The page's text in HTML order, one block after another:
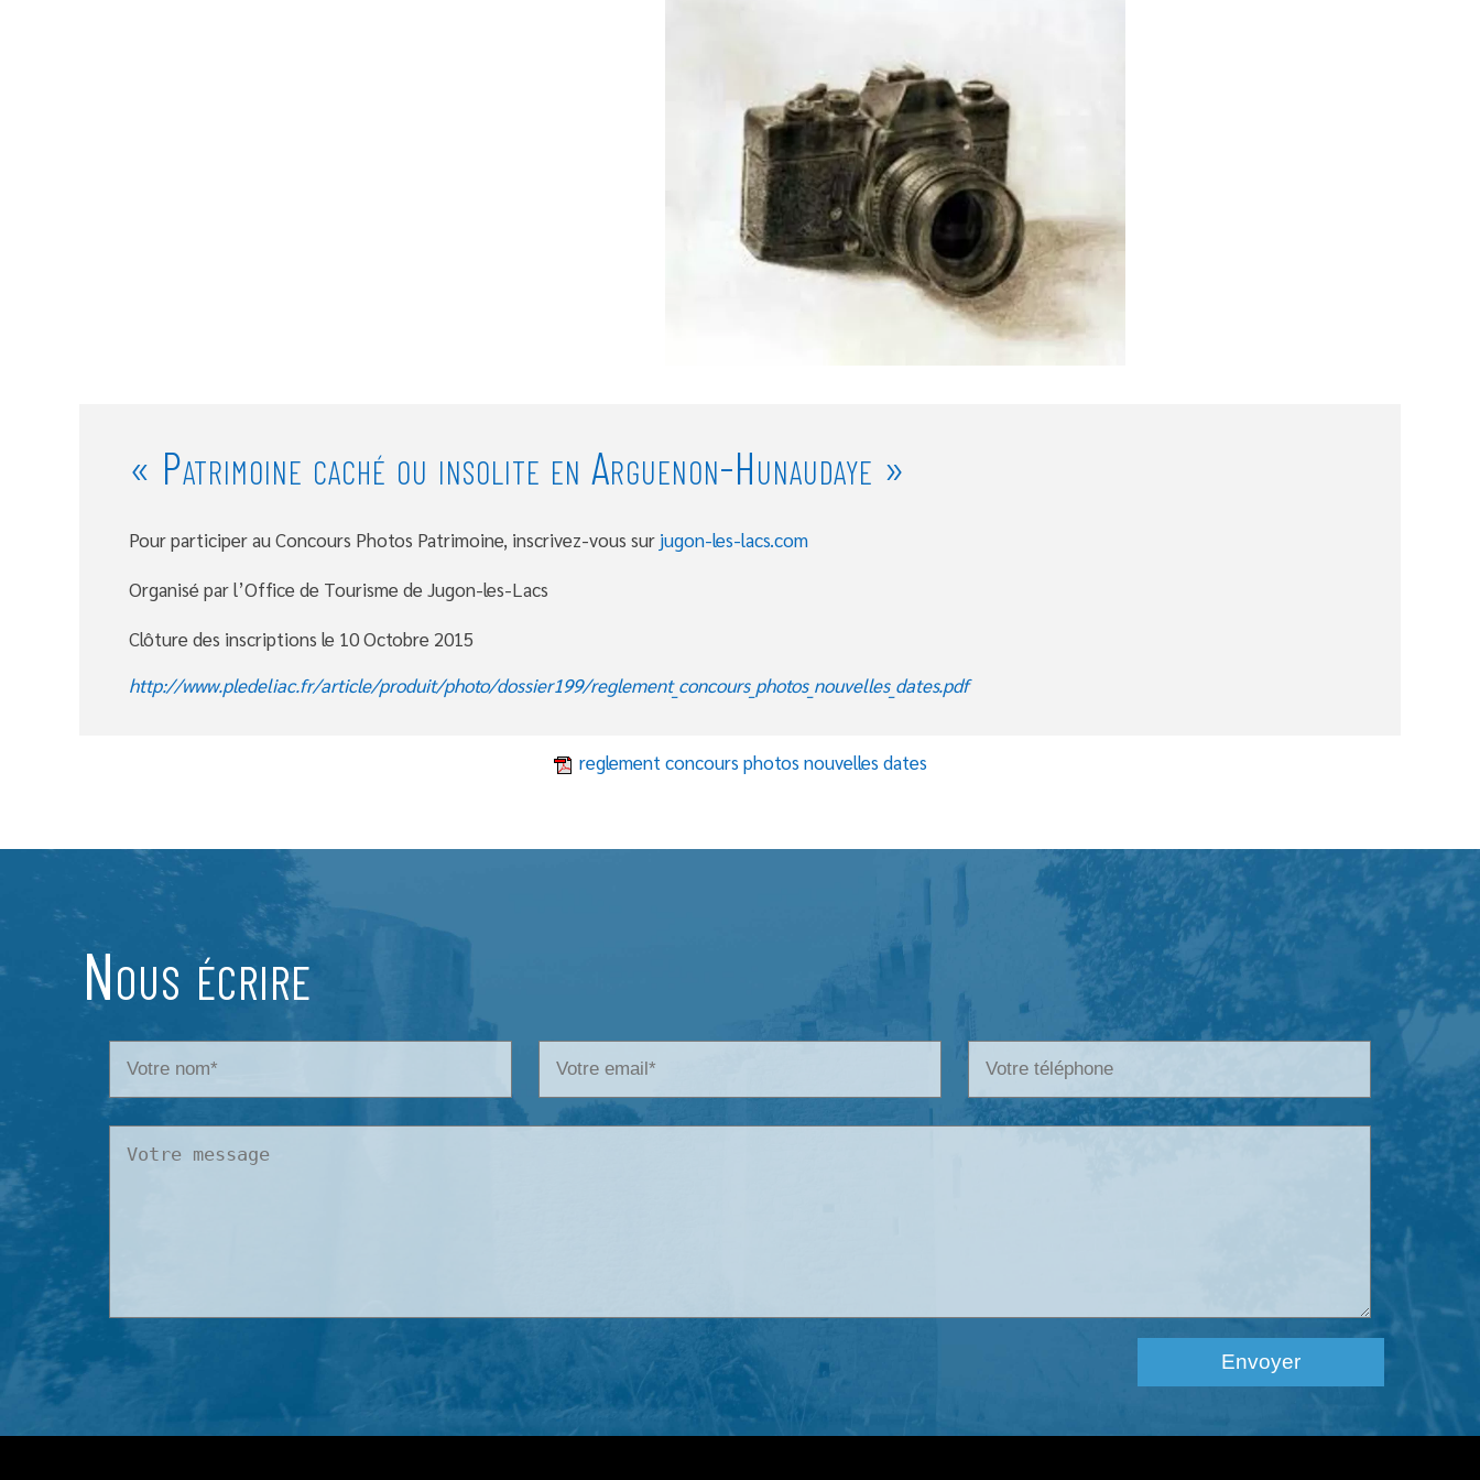
« Patrimoine caché ou insolite en Arguenon-Hunaudaye »
Pour participer au Concours Photos Patrimoine, inscrivez-vous sur jugon-les-lacs.com
Organisé par l’Office de Tourisme de Jugon-les-Lacs
Clôture des inscriptions le 10 Octobre 2015
http://www.pledeliac.fr/article/produit/photo/dossier199/reglement_concours_photos_nouvelles_dates.pdf
reglement concours photos nouvelles dates
Nous écrire